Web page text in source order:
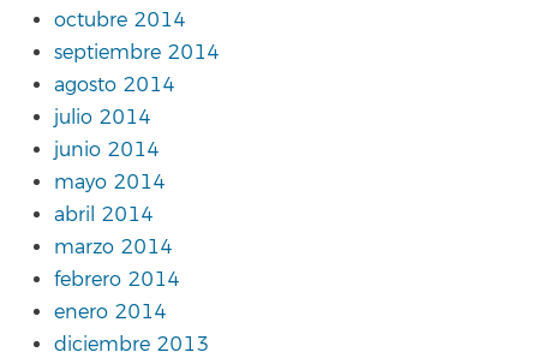
octubre 2014
septiembre 2014
agosto 2014
julio 2014
junio 2014
mayo 2014
abril 2014
marzo 2014
febrero 2014
enero 2014
diciembre 2013